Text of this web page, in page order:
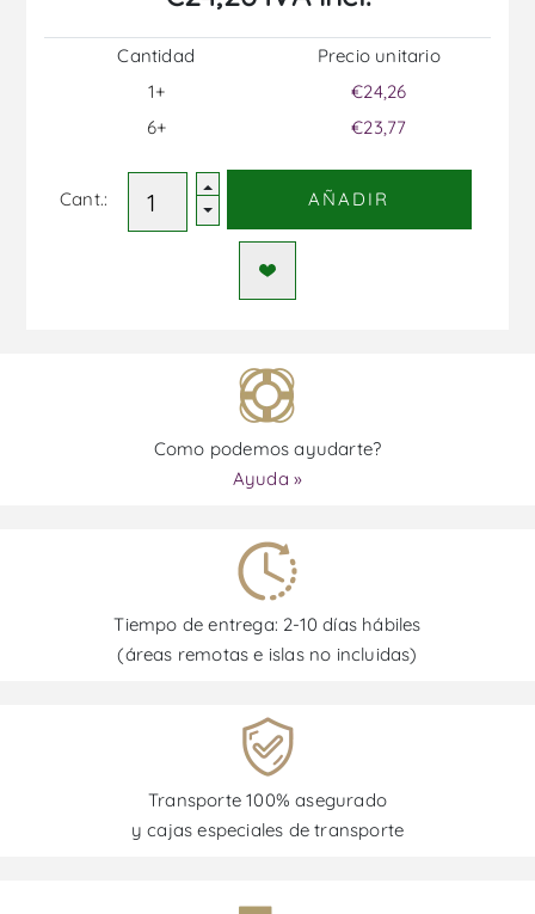
Cantidad
1+
6+
Precio unitario
€24,26
€23,77
Cant.: AÑADIR
Como podemos ayudarte?
Ayuda »
Tiempo de entrega: 2-10 días hábiles
(áreas remotas e islas no incluidas)
Transporte 100% asegurado
y cajas especiales de transporte